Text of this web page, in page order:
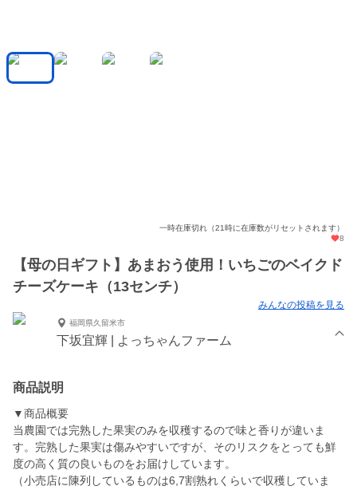
一時在庫切れ（21時に在庫数がリセットされます）
8
【母の日ギフト】あまおう使用！いちごのベイクド
チーズケーキ（13センチ）
みんなの投稿を見る
福岡県久留米市
下坂宜輝 | よっちゃんファーム
商品説明
▼商品概要
当農園では完熟した果実のみを収穫するので味と香りが違いま
す。完熟した果実は傷みやすいですが、そのリスクをとっても鮮
度の高く質の良いものをお届けしています。
（小売店に陳列しているものは6,7割熟れくらいで収穫していま